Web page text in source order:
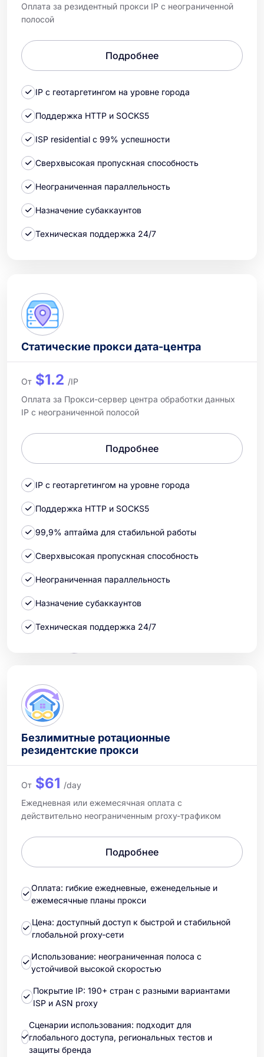
Оплата за резидентный прокси IP с неограниченной
полосой
Подробнее
IP с геотаргетингом на уровне города
Поддержка HTTP и SOCKS5
ISP residential с 99% успешности
Сверхвысокая пропускная способность
Неограниченная параллельность
Назначение субаккаунтов
Техническая поддержка 24/7
Статические прокси дата-центра
От $1.2 /IP
Оплата за Прокси-сервер центра обработки данных
IP с неограниченной полосой
Подробнее
IP с геотаргетингом на уровне города
Поддержка HTTP и SOCKS5
99,9% аптайма для стабильной работы
Сверхвысокая пропускная способность
Неограниченная параллельность
Назначение субаккаунтов
Техническая поддержка 24/7
Безлимитные ротационные
резидентские прокси
От $61 /day
Ежедневная или ежемесячная оплата с
действительно неограниченным proxy-трафиком
Подробнее
Оплата: гибкие ежедневные, еженедельные и
ежемесячные планы прокси
Цена: доступный доступ к быстрой и стабильной
глобальной proxy-сети
Использование: неограниченная полоса с
устойчивой высокой скоростью
Покрытие IP: 190+ стран с разными вариантами
ISP и ASN proxy
Сценарии использования: подходит для
глобального доступа, региональных тестов и
защиты бренда